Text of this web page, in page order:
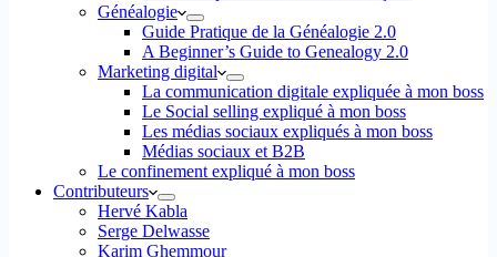
Généalogie
Guide Pratique de la Généalogie 2.0
A Beginner’s Guide to Genealogy 2.0
Marketing digital
La communication digitale expliquée à mon boss
Le Social selling expliqué à mon boss
Les médias sociaux expliqués à mon boss
Médias sociaux et B2B
Le confinement expliqué à mon boss
Contributeurs
Hervé Kabla
Serge Delwasse
Karim Ghemmour